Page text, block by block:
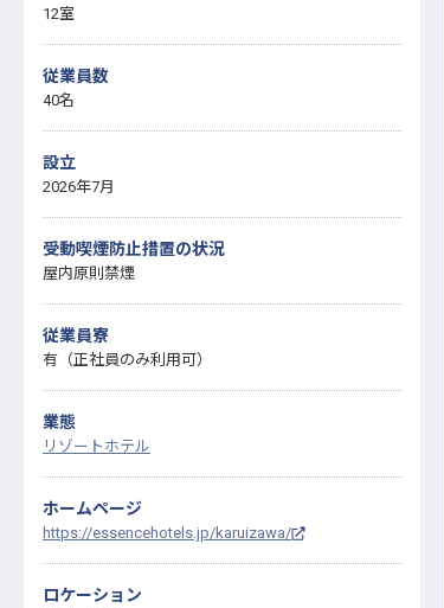
12室
従業員数
40名
設立
2026年7月
受動喫煙防止措置の状況
屋内原則禁煙
従業員寮
有（正社員のみ利用可）
業態
リゾートホテル
ホームページ
https://essencehotels.jp/karuizawa/
ロケーション